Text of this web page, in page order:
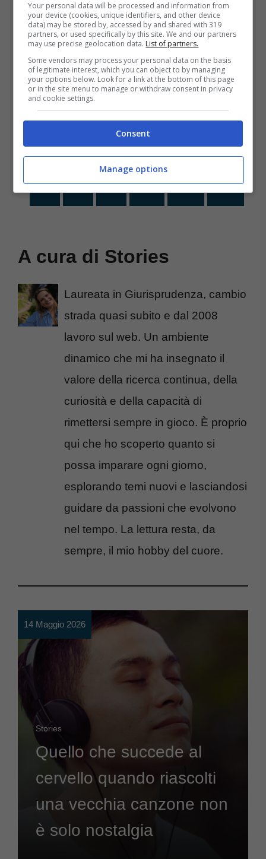
Kit Harington, l’attore de “Il Trono
di Spade” è papà bis. Sì, ma
ricordate come lo annunciò?
1 2 3 … 20 >>
A cura di Stories
Laureata in Giurisprudenza, cambio
strada quasi subito e dal 2008
lavoro sul web. Un ambiente
dinamico che mi ha insegnato il
valore della ricerca continua, della
curiosità e della capacità di
rimettersi sempre in gioco. È proprio
qui che ho scoperto quanto si
possa imparare ogni giorno,
esplorando temi nuovi e lasciandosi
guidare da passioni che evolvono
nel tempo. La lettura resta, da
sempre, il mio hobby del cuore.
14 Maggio 2026
Stories
Quello che succede al
cervello quando riascolti
una vecchia canzone non
è solo nostalgia
Your personal data will be processed and information from
your device (cookies, unique identifiers, and other device
data) may be stored by, accessed by and shared with 319
partners, or used specifically by this site. We and our partners
may use precise geolocation data. List of partners.
Some vendors may process your personal data on the basis
of legitimate interest, which you can object to by managing
your options below. Look for a link at the bottom of this page
or in the site menu to manage or withdraw consent in privacy
and cookie settings.
Consent
Manage options